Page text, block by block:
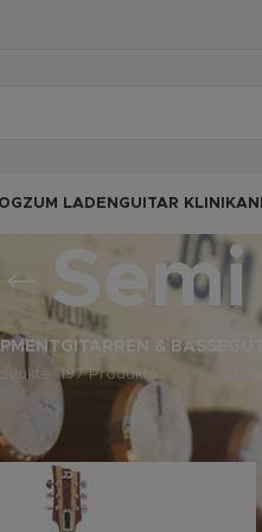
ZUM LADEN GUITAR KLINIK
GITARREN & BÄSSE
197 Produkte
verschlagwortet mit